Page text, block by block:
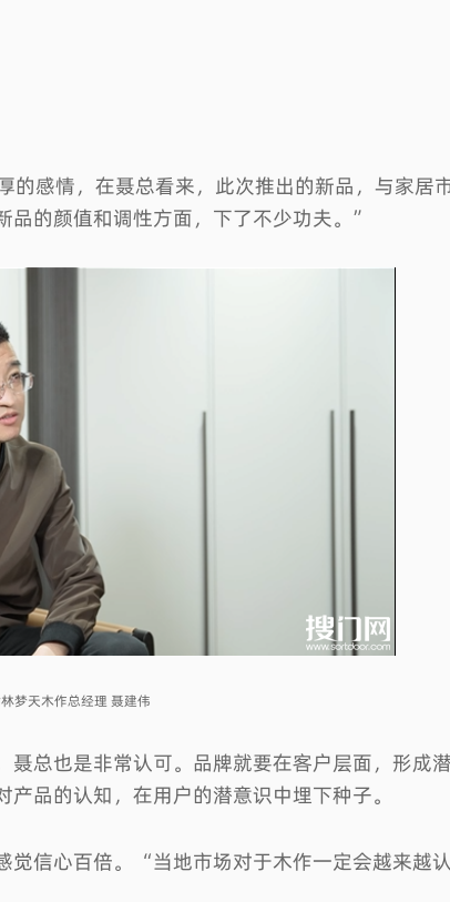
的感情，在聂总看来，此次推出的新品，与家居
的颜值和调性方面，下了不少功夫。”
梦天木作总经理 聂建伟
总也是非常认可。品牌就要在客户层面，形成
品的认知，在用户的潜意识中埋下种子。
觉信心百倍。“当地市场对于木作一定会越来越
知一设计研究室 |【Aloha 咖啡】用“红砖”讲述一个有关咖啡的故事